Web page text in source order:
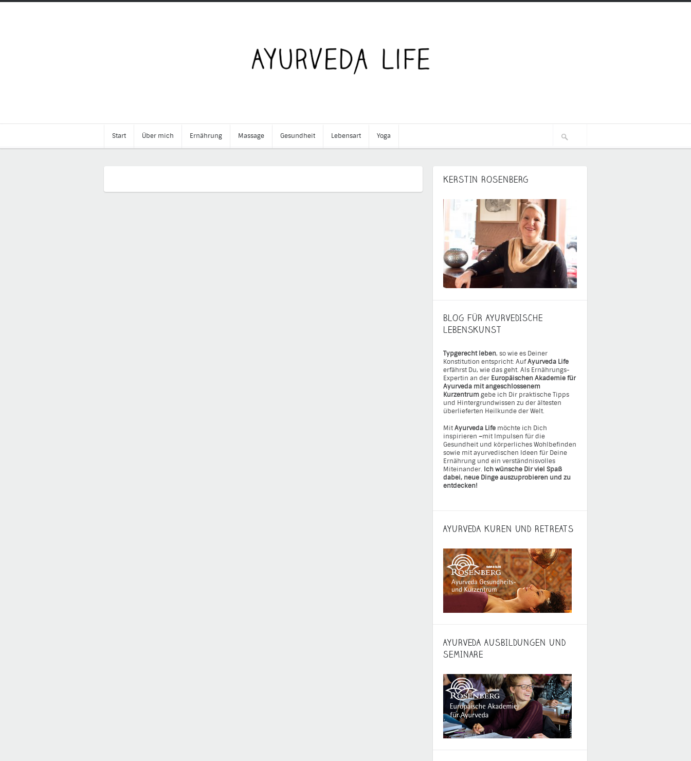
Start Über mich Ernährung Massage Gesundheit Lebensart Yoga
Ayurvedisch
Rezept:
KERSTIN ROSENBERG
BLOG FÜR AYURVEDISCHE
LEBENSKUNST
Typgerecht leben, so wie es Deiner
Konstitution entspricht: AufAyurveda Life
erfährst Du, wie das geht. Als Ernährungs-
Expertin an der Europäischen Akademie für
Ayurveda mit angeschlossenem
Kurzentrumgebe ich Dir praktische Tipps
und Hintergrundwissen zu der ältesten
überlieferten Heilkunde der Welt.
MitAyurveda Life möchte ich Dich
inspirieren –mit Impulsen für die
Gesundheit und körperliches Wohlbefinden
sowie mit ayurvedischen Ideen für Deine
Ernährung und ein verständnisvolles
Miteinander. Ich wünsche Dir viel Spaß
dabei, neue Dinge auszuprobieren und zu
entdecken!
AYURVEDA KUREN UND RETREATS
AYURVEDA AUSBILDUNGEN UND
SEMINARE